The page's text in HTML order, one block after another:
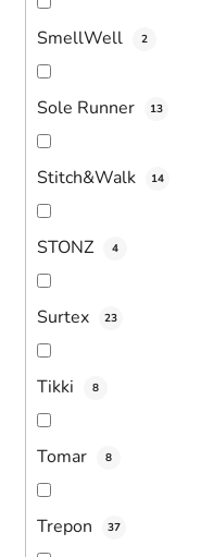
SmellWell 2
Sole Runner 13
Stitch&Walk 14
STONZ 4
Surtex 23
Tikki 8
Tomar 8
Trepon 37